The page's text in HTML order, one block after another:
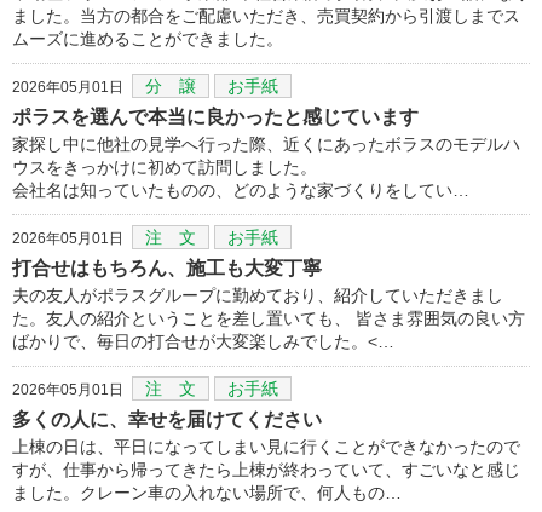
ました。当方の都合をご配慮いただき、売買契約から引渡しまでス
ムーズに進めることができました。
2026年05月01日 分 譲 お手紙
ポラスを選んで本当に良かったと感じています
家探し中に他社の見学へ行った際、近くにあったボラスのモデルハ
ウスをきっかけに初めて訪問しました。
会社名は知っていたものの、どのような家づくりをしてい…
2026年05月01日 注 文 お手紙
打合せはもちろん、施工も大変丁寧
夫の友人がポラスグループに勤めており、紹介していただきまし
た。友人の紹介ということを差し置いても、 皆さま雰囲気の良い方
ばかりで、毎日の打合せが大変楽しみでした。<…
2026年05月01日 注 文 お手紙
多くの人に、幸せを届けてください
上棟の日は、平日になってしまい見に行くことができなかったので
すが、仕事から帰ってきたら上棟が終わっていて、すごいなと感じ
ました。クレーン車の入れない場所で、何人もの…